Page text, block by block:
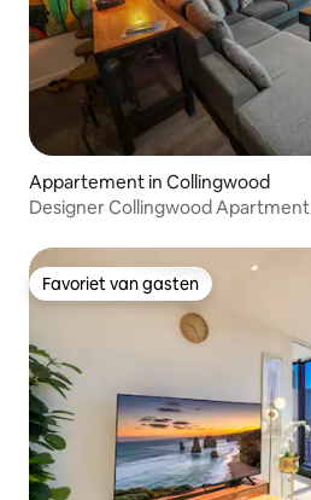
Appartement in Collingwood
Designer Collingwood Apartment
Favoriet van gasten
Favoriet van gasten